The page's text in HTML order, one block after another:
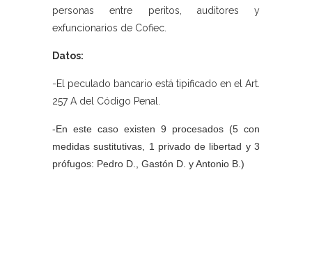
personas entre peritos, auditores y
exfuncionarios de Cofiec.
Datos:
-El peculado bancario está tipificado en el Art.
257 A del Código Penal.
-En este caso existen 9 procesados (5 con
medidas sustitutivas, 1 privado de libertad y 3
prófugos: Pedro D., Gastón D. y Antonio B.)